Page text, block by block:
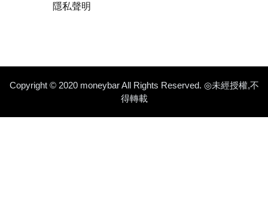
隱私聲明
Copyright © 2020 moneybar All Rights Reserved. ◎未經授權,不
得轉載